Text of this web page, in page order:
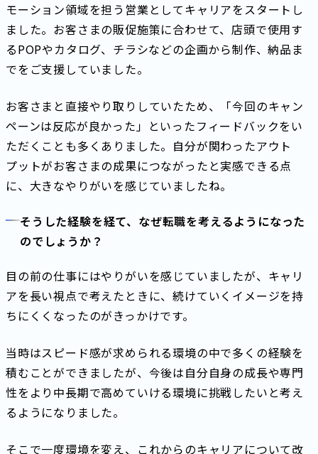
モーション領域を担う営業としてキャリアをスタートし
ました。お客さまの販促施策に合わせて、店頭で使用す
るPOPやカタログ、チラシなどの企画から制作、納品ま
でをご支援していました。
お客さまと直接やり取りしていたため、「今回のキャン
ペーンは反応が良かった」といったフィードバックをい
ただくことも多くありました。自分が関わったアウト
プットがお客さまの成果につながったと実感できる点
に、大きなやりがいを感じていましたね。
そうした経験を経て、なぜ転職を考えるようになった
のでしょうか？
目の前の仕事にはやりがいを感じていましたが、キャリ
アを長い視点で考えたときに、続けていくイメージを持
ちにくくなったのがきっかけです。
当時はスピード感が求められる環境の中で多くの経験を
積むことができましたが、今後は自分自身の成長や専門
性をより中長期で高めていける環境に挑戦したいと考え
るようになりました。
そこで一度環境を変え、これからのキャリアについて改